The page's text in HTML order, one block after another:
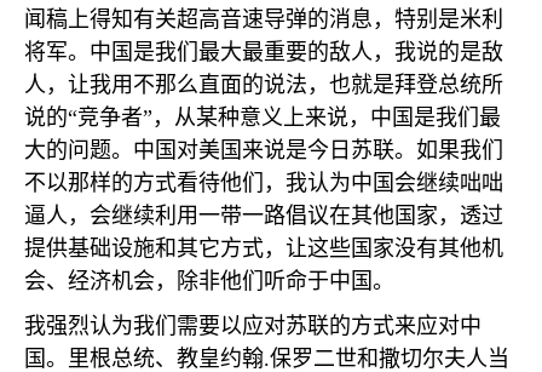
闻稿上得知有关超高音速导弹的消息，特别是米利
将军。中国是我们最大最重要的敌人，我说的是敌
人，让我用不那么直面的说法，也就是拜登总统所
说的“竞争者”，从某种意义上来说，中国是我们最
大的问题。中国对美国来说是今日苏联。如果我们
不以那样的方式看待他们，我认为中国会继续咄咄
逼人，会继续利用一带一路倡议在其他国家，透过
提供基础设施和其它方式，让这些国家没有其他机
会、经济机会，除非他们听命于中国。
我强烈认为我们需要以应对苏联的方式来应对中
国。里根总统、教皇约翰.保罗二世和撒切尔夫人当